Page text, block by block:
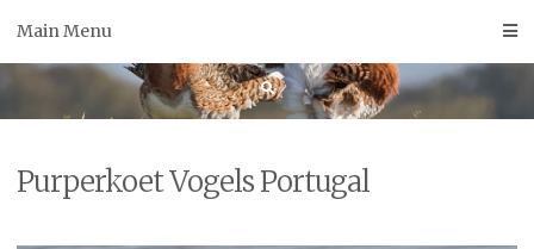
Main Menu
Purperkoet Vogels Portugal